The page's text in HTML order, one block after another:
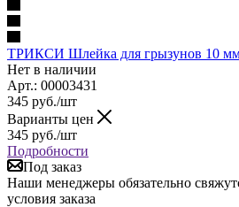
ТРИКСИ Шлейка для грызунов 10
Нет в наличии
Арт.: 00003431
345 руб./шт
Варианты цен
345 руб./шт
Подробности
Под заказ
Наши менеджеры обязательно
условия заказа